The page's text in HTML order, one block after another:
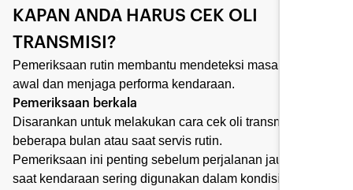
KAPAN ANDA HARUS CEK OLI
TRANSMISI?
Pemeriksaan rutin membantu mendeteksi masalah lebih
awal dan menjaga performa kendaraan.
Pemeriksaan berkala
Disarankan untuk melakukan cara cek oli transmisi setiap
beberapa bulan atau saat servis rutin.
Pemeriksaan ini penting sebelum perjalanan jauh atau
saat kendaraan sering digunakan dalam kondisi macet.